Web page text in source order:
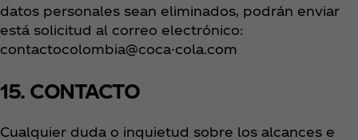
datos personales sean eliminados, podrán enviar
está solicitud al correo electrónico:
contactocolombia@coca-cola.com
15. CONTACTO
Cualquier duda o inquietud sobre los alcances e